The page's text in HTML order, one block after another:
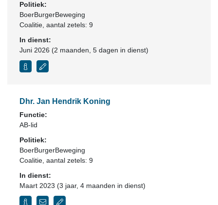
Politiek:
BoerBurgerBeweging
Coalitie , aantal zetels: 9
In dienst:
Juni 2026 (2 maanden, 5 dagen in dienst)
Dhr. Jan Hendrik Koning
Functie:
AB-lid
Politiek:
BoerBurgerBeweging
Coalitie , aantal zetels: 9
In dienst:
Maart 2023 (3 jaar, 4 maanden in dienst)